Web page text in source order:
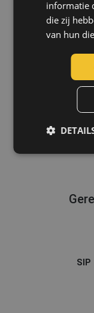
SIP
informatie
die zij
van hun